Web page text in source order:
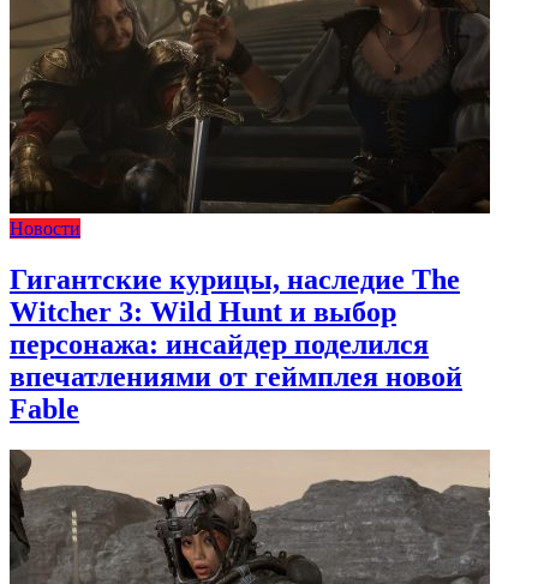
Новости
Гигантские курицы, наследие The
Witcher 3: Wild Hunt и выбор
персонажа: инсайдер поделился
впечатлениями от геймплея новой
Fable